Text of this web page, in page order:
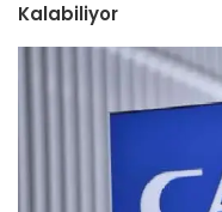
Kalabiliyor